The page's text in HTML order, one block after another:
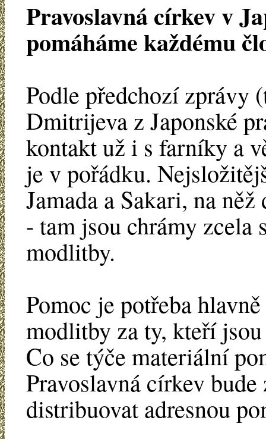
Pravoslavná církev v
pomáháme každému
Podle předchozí zprávy
Dmitrijeva z Japonské
kontakt už i s farníky a
je v pořádku.
Jamada a Sakari, na
- tam jsou chrámy zcela
modlitby.
Pomoc je potřeba
modlitby za ty, kteří
Co se týče materiální
Pravoslavná církev
distribuovat adresnou